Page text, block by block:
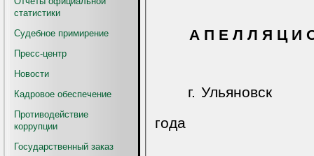
статистики
Судебное примирение
Пресс-центр
Новости
Кадровое обеспечение
Противодействие
коррупции
Государственный заказ
А П Е Л Л Я Ц И
г. Ульяновск
года